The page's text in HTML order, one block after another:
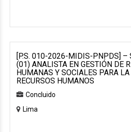
[P.S. 010-2026-MIDIS-PNPDS] –
(01) ANALISTA EN GESTIÓN DE
HUMANAS Y SOCIALES PARA
RECURSOS HUMANOS
Concluido
Lima